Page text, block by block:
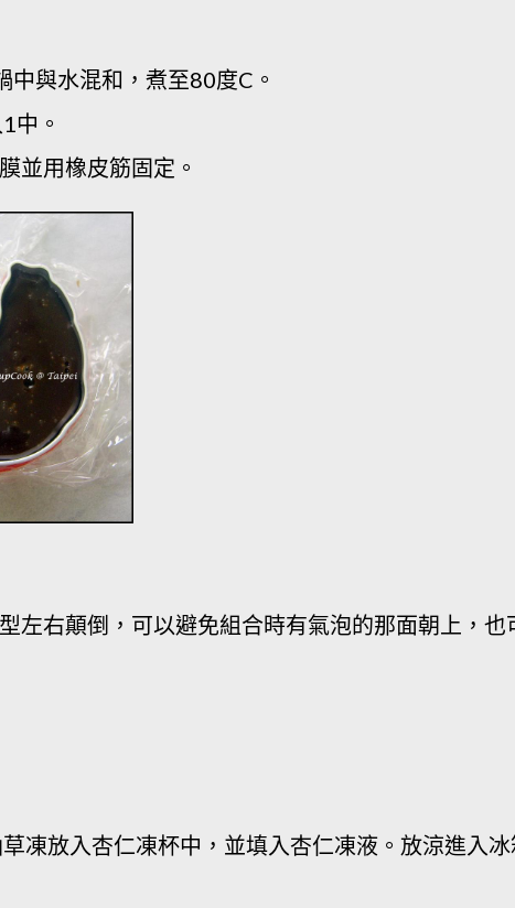
中與水混和，煮至80度C。
中。
並用橡皮筋固定。
左右顛倒，可以避免組合時有氣泡的那面朝上，也
凍放入杏仁凍杯中，並填入杏仁凍液。放涼進入